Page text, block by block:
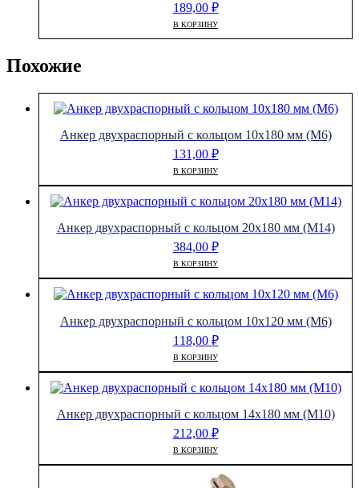
189,00 ₽
В КОРЗИНУ
Похожие
Анкер двухраспорный с кольцом 10х180 мм (М6)
131,00 ₽
В КОРЗИНУ
Анкер двухраспорный с кольцом 20х180 мм (М14)
384,00 ₽
В КОРЗИНУ
Анкер двухраспорный с кольцом 10х120 мм (М6)
118,00 ₽
В КОРЗИНУ
Анкер двухраспорный с кольцом 14х180 мм (М10)
212,00 ₽
В КОРЗИНУ